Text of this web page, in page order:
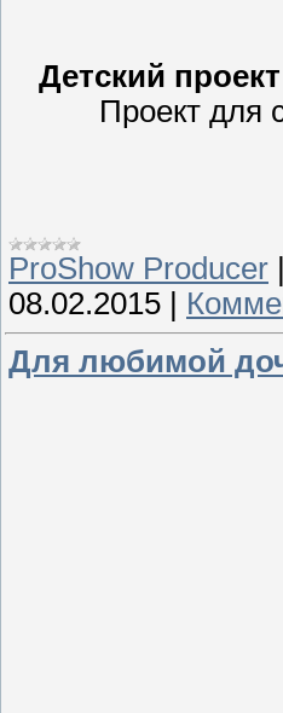
Детский
Проект для
ProShow Producer
08.02.2015
Для любимой